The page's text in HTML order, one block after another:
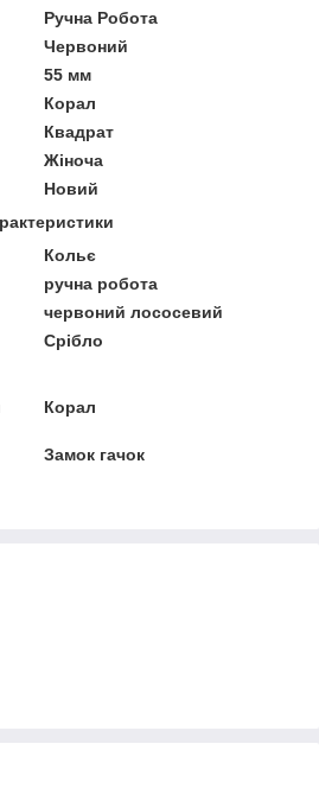
Ручна Робота
Червоний
55 мм
Корал
Квадрат
Жіноча
Новий
Кольє
ручна робота
червоний лососевий
Срібло
Корал
Замок гачок